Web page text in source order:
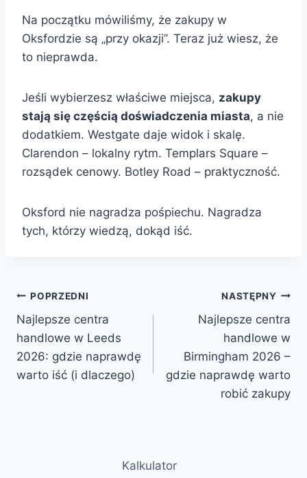
Na początku mówiliśmy, że zakupy w
Oksfordzie są „przy okazji”. Teraz już wiesz, że
to nieprawda.
Jeśli wybierzesz właściwe miejsca, zakupy
stają się częścią doświadczenia miasta, a nie
dodatkiem. Westgate daje widok i skalę.
Clarendon – lokalny rytm. Templars Square –
rozsądek cenowy. Botley Road – praktyczność.
Oksford nie nagradza pośpiechu. Nagradza
tych, którzy wiedzą, dokąd iść.
Nawigacja
wpisu
POPRZEDNI
Najlepsze centra
handlowe w Leeds
2026: gdzie naprawdę
warto iść (i dlaczego)
NASTĘPNY
Najlepsze centra
handlowe w
Birmingham 2026 –
gdzie naprawdę warto
robić zakupy
Kalkulator